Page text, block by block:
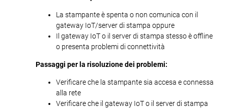
La stampante è spenta o non comunica con il
gateway IoT/server di stampa oppure
Il gateway IoT o il server di stampa stesso è offline
o presenta problemi di connettività
Passaggi per la risoluzione dei problemi:
Verificare che la stampante sia accesa e connessa
alla rete
Verificare che il gateway IoT o il server di stampa